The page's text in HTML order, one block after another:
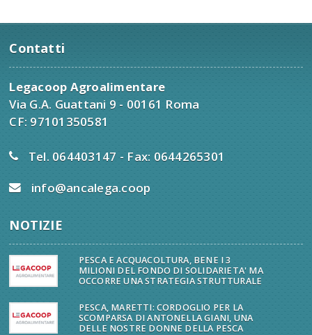
Contatti
Legacoop Agroalimentare
Via G.A. Guattani 9 - 00161 Roma
CF: 97101350581
Tel. 064403147 - Fax: 0644265301
info@ancalega.coop
NOTIZIE
PESCA E ACQUACOLTURA, BENE I 3
MILIONI DEL FONDO DI SOLIDARIETA' MA
OCCORRE UNA STRATEGIA STRUTTURALE
PESCA, MARETTI: CORDOGLIO PER LA
SCOMPARSA DI ANTONELLA GIANI, UNA
DELLE NOSTRE DONNE DELLA PESCA